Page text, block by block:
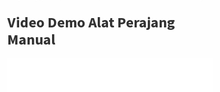
Video Demo Alat Perajang
Manual